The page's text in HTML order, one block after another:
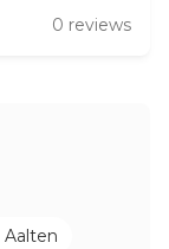
0 reviews
Aalten